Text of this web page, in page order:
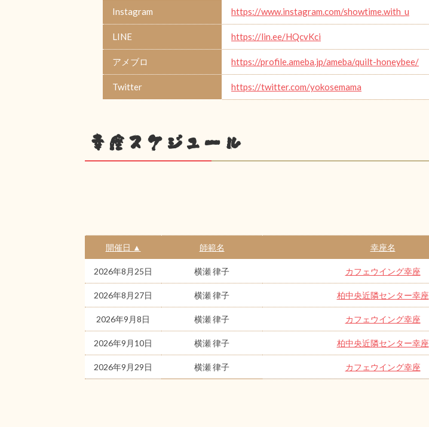
Instagram https://www.instagram.com/showtime.with_u
LINE https://lin.ee/HQcvKci
アメブロ https://profile.ameba.jp/ameba/quilt-honeybee/
Twitter https://twitter.com/yokosemama
幸座スケジュール
開催日 ▲ 師範名 幸座名
2026年8月25日 横瀬 律子 カフェウイング幸座
2026年8月27日 横瀬 律子 柏中央近隣センター幸座
2026年9月8日 横瀬 律子 カフェウイング幸座
2026年9月10日 横瀬 律子 柏中央近隣センター幸座
2026年9月29日 横瀬 律子 カフェウイング幸座